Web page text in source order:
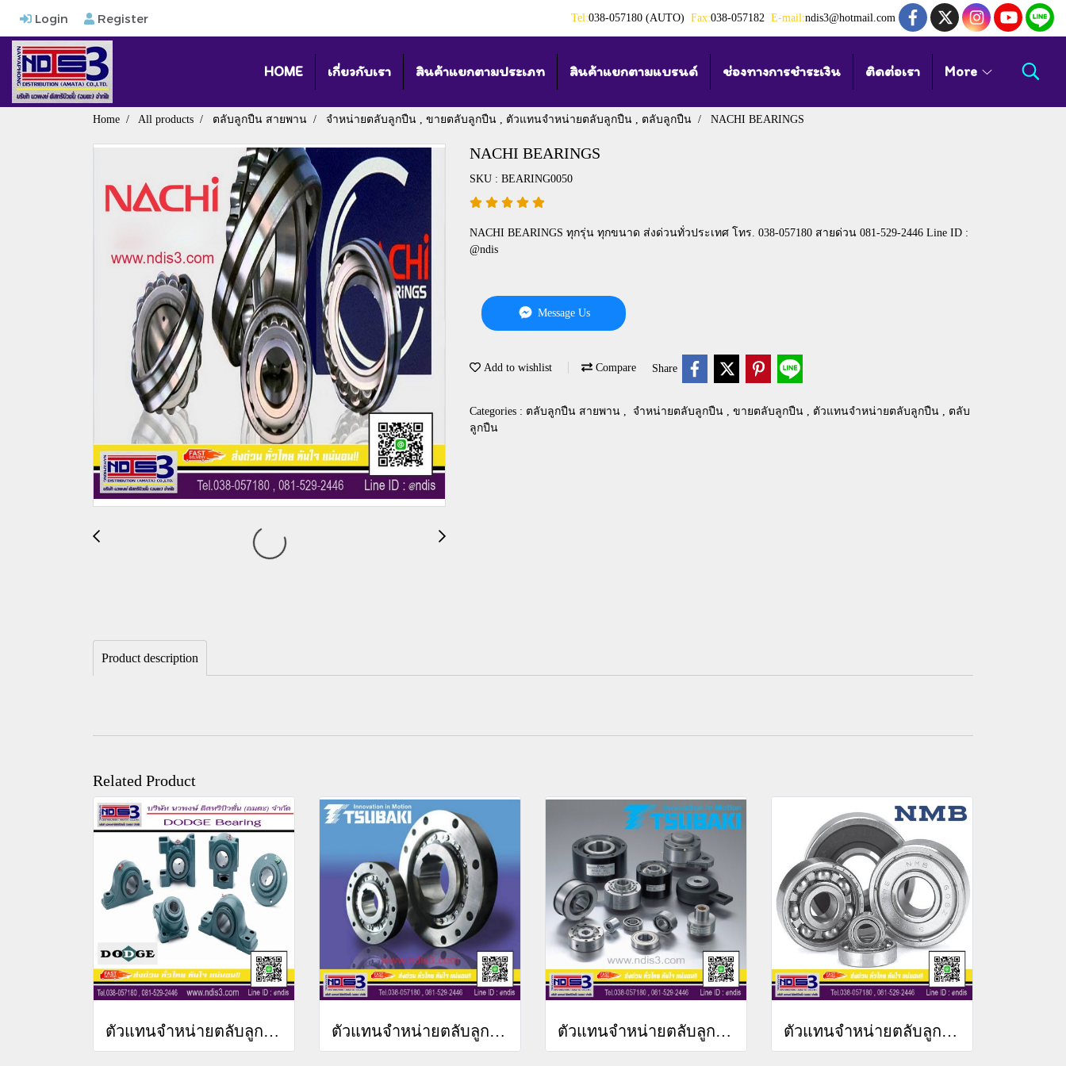
Login Register Tel:038-057180 (AUTO) Fax:038-057182 E-mail:ndis3@hotmail.com
HOME เกี่ยวกับเรา สินค้าแยกตามประเภท สินค้าแยกตามแบรนด์ ช่องทางการชำระเงิน ติดต่อเรา More
Home All products ตลับลูกปืน สายพาน จำหน่ายตลับลูกปืน , ขายตลับลูกปืน , ตัวแทนจำหน่ายตลับลูกปืน , ตลับลูกปืน NACHI BEARINGS
NACHI BEARINGS
SKU : BEARING0050
NACHI BEARINGS ทุกรุ่น ทุกขนาด ส่งด่วนทั่วประเทศ โทร. 038-057180 สายด่วน 081-529-2446 Line ID :
@ndis
Message Us
Add to wishlist Compare Share
Categories : ตลับลูกปืน สายพาน , จำหน่ายตลับลูกปืน , ขายตลับลูกปืน , ตัวแทนจำหน่ายตลับลูกปืน , ตลับ
ลูกปืน
Product description
Related Product
ตัวแทนจำหน่ายตลับลูกปืนDODGE ชลบุรี ตัวแทนจำหน่ายตลับลูกปืนTSUBAKI ตัวแทนจำหน่ายตลับลูกปืนTSUBAKI ชลบุรี ตัวแทนจำหน่ายตลับลูกปืนNMB ชลบุรี